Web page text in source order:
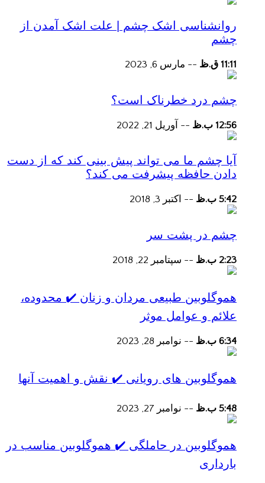
روانشناسی اشک چشم | علت اشک آمدن از
چشم
11:11 ق.ظ -- مارس 6, 2023
چشم درد خطرناک است؟
12:56 ب.ظ -- آوریل 21, 2022
آیا چشم ما می تواند پیش بینی کند که از دست
دادن حافظه پیشرفت می کند؟
5:42 ب.ظ -- اکتبر 3, 2018
چشم در پشت سر
2:23 ب.ظ -- سپتامبر 22, 2018
هموگلوبین طبیعی مردان و زنان ✔️ محدوده،
علائم و عوامل موثر
6:34 ب.ظ -- نوامبر 28, 2023
هموگلوبین های رویانی ✔️ نقش و اهمیت آنها
5:48 ب.ظ -- نوامبر 27, 2023
هموگلوبین در حاملگی ✔️ هموگلوبین مناسب در
بارداری